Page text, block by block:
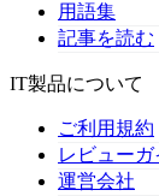
用語集
記事を読む
IT製品について
ご利用規約
レビュー
運営会社